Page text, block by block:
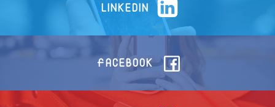
LINKEDIN
FACEBOOK